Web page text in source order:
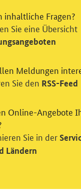
dieser Stelle um
unserer
inhaltliche Fragen?
Sie eine Übersicht
Meldungen
Sie den RSS-Feed
Online-Angebote
Sie in der
Ländern